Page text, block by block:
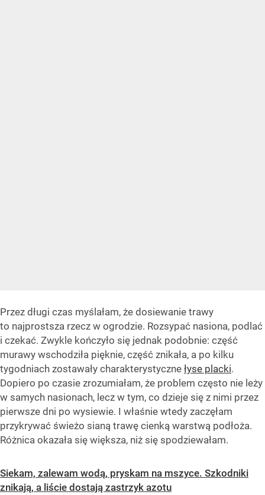
Przez długi czas myślałam, że dosiewanie trawy
to najprostsza rzecz w ogrodzie. Rozsypać nasiona, podlać
i czekać. Zwykle kończyło się jednak podobnie: część
murawy wschodziła pięknie, część znikała, a po kilku
tygodniach zostawały charakterystyczne łyse placki.
Dopiero po czasie zrozumiałam, że problem często nie leży
w samych nasionach, lecz w tym, co dzieje się z nimi przez
pierwsze dni po wysiewie. I właśnie wtedy zaczęłam
przykrywać świeżo sianą trawę cienką warstwą podłoża.
Różnica okazała się większa, niż się spodziewałam.
Siekam, zalewam wodą, pryskam na mszyce. Szkodniki
znikają, a liście dostają zastrzyk azotu